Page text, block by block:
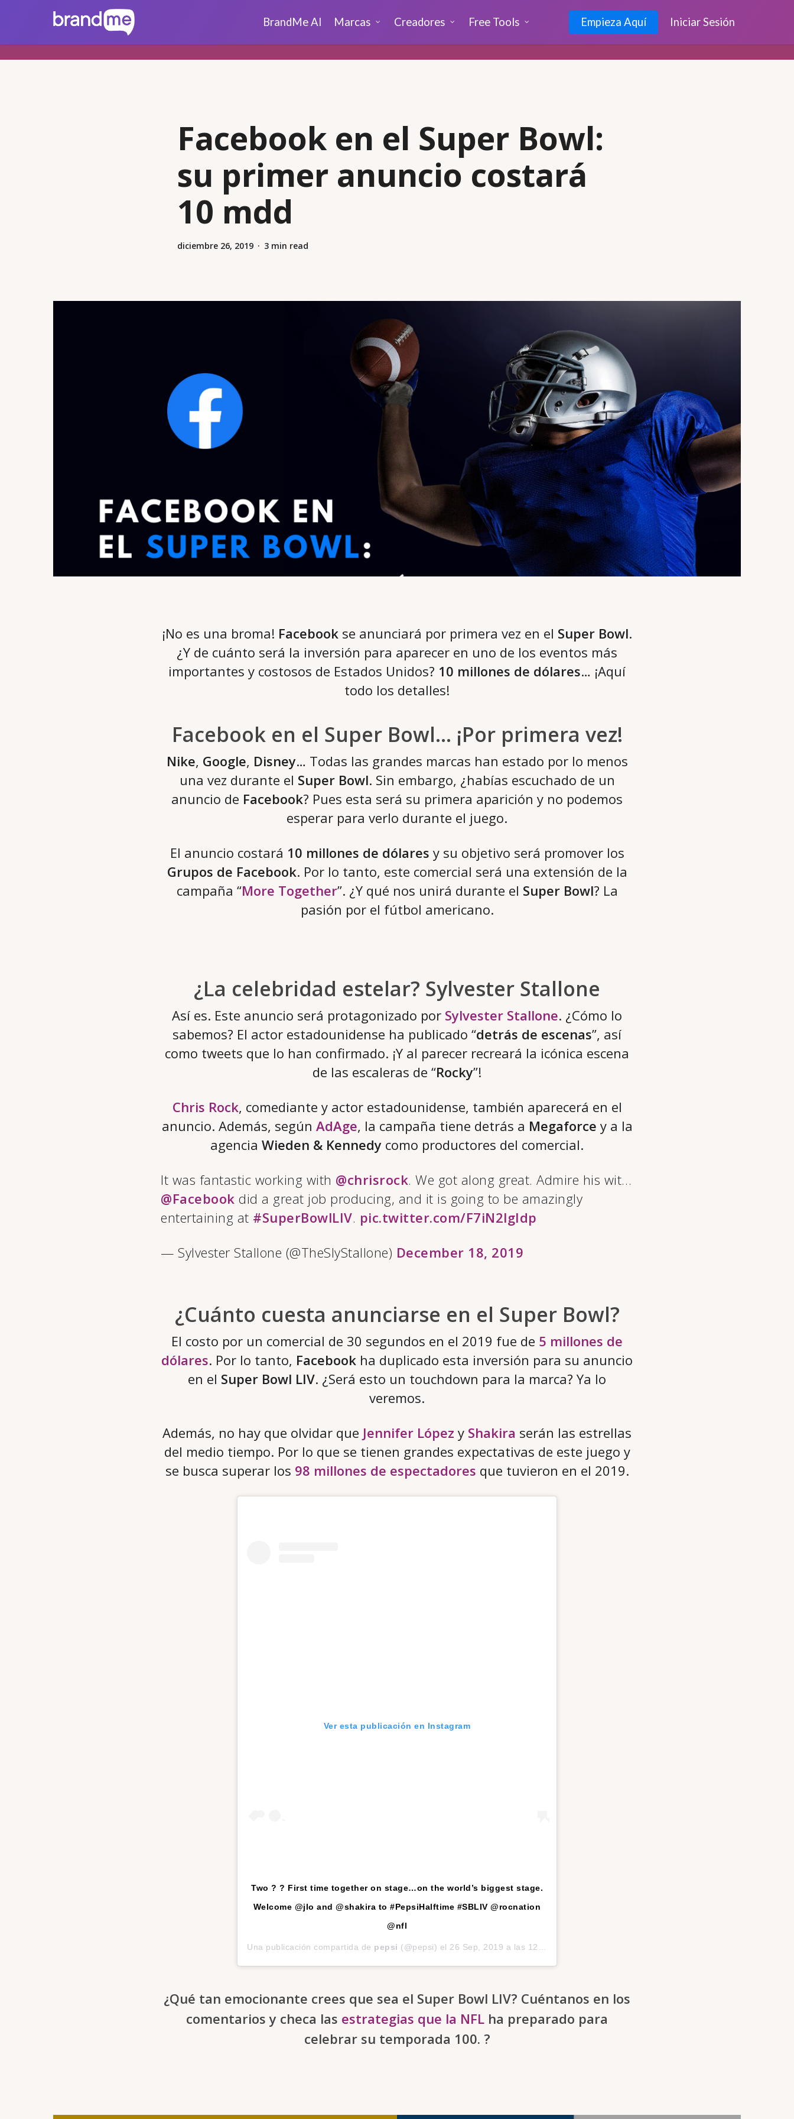
BrandMe AI Marcas Creadores Free Tools Empieza Aquí Iniciar Sesión
Facebook en el Super Bowl:
su primer anuncio costará
10 mdd
diciembre 26, 2019 3 min read
¡No es una broma! Facebook se anunciará por primera vez en el Super Bowl.
¿Y de cuánto será la inversión para aparecer en uno de los eventos más
importantes y costosos de Estados Unidos? 10 millones de dólares… ¡Aquí
todo los detalles!
Facebook en el Super Bowl… ¡Por primera vez!
Nike, Google, Disney… Todas las grandes marcas han estado por lo menos
una vez durante el Super Bowl. Sin embargo, ¿habías escuchado de un
anuncio de Facebook? Pues esta será su primera aparición y no podemos
esperar para verlo durante el juego.
El anuncio costará 10 millones de dólares y su objetivo será promover los
Grupos de Facebook. Por lo tanto, este comercial será una extensión de la
campaña “More Together”. ¿Y qué nos unirá durante el Super Bowl? La
pasión por el fútbol americano.
¿La celebridad estelar? Sylvester Stallone
Así es. Este anuncio será protagonizado por Sylvester Stallone. ¿Cómo lo
sabemos? El actor estadounidense ha publicado “detrás de escenas”, así
como tweets que lo han confirmado. ¡Y al parecer recreará la icónica escena
de las escaleras de “Rocky”!
Chris Rock, comediante y actor estadounidense, también aparecerá en el
anuncio. Además, según AdAge, la campaña tiene detrás a Megaforce y a la
agencia Wieden & Kennedy como productores del comercial.
It was fantastic working with @chrisrock. We got along great. Admire his wit…
@Facebook did a great job producing, and it is going to be amazingly
entertaining at #SuperBowlLIV. pic.twitter.com/F7iN2lgIdp
— Sylvester Stallone (@TheSlyStallone) December 18, 2019
¿Cuánto cuesta anunciarse en el Super Bowl?
El costo por un comercial de 30 segundos en el 2019 fue de 5 millones de
dólares. Por lo tanto, Facebook ha duplicado esta inversión para su anuncio
en el Super Bowl LIV. ¿Será esto un touchdown para la marca? Ya lo
veremos.
Además, no hay que olvidar que Jennifer López y Shakira serán las estrellas
del medio tiempo. Por lo que se tienen grandes expectativas de este juego y
se busca superar los 98 millones de espectadores que tuvieron en el 2019.
Ver esta publicación en Instagram
Two ? ? First time together on stage…on the world’s biggest stage.
Welcome @jlo and @shakira to #PepsiHalftime #SBLIV @rocnation
@nfl
Una publicación compartida de pepsi (@pepsi) el 26 Sep, 2019 a las 12:45 PDT
¿Qué tan emocionante crees que sea el Super Bowl LIV? Cuéntanos en los
comentarios y checa las estrategias que la NFL ha preparado para
celebrar su temporada 100. ?